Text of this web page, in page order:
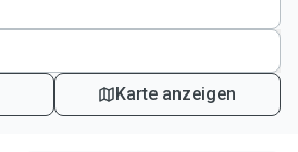
Karte anzeigen